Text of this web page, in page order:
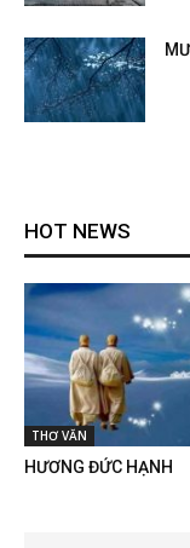
HOT NEWS
THƠ VĂN
HƯƠNG ĐỨC HẠNH